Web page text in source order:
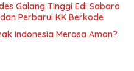
Galang Tinggi Edi Sabara
Perbarui KK Berkode
Indonesia Merasa Aman?